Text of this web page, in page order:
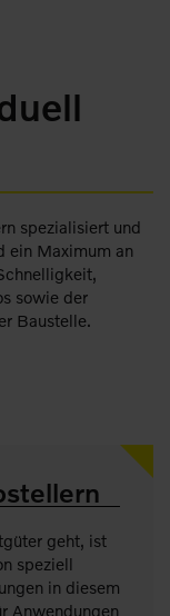
spezialisiert und
ein Maximum an
sowie der
Baustelle.
geht, ist
speziell
in diesem
Anwendungen